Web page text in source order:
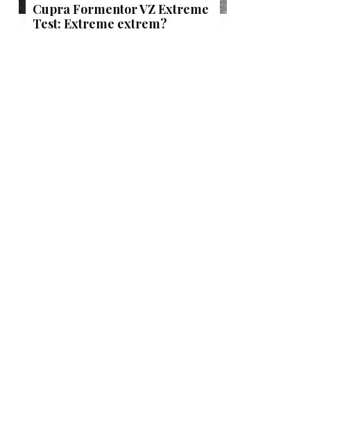
Cupra Formentor VZ Extreme
Test: Extreme extrem?